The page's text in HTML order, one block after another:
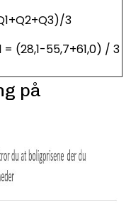
3
(28,1-55,7+61,0) / 3
på